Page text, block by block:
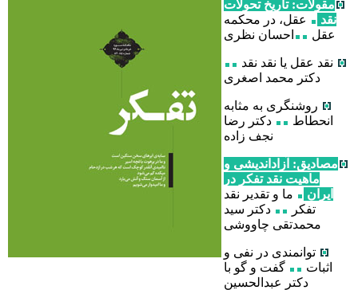
مقولات: تاریخ تحولات
نقد
عقل، در محکمه
عقل
احسان نظری
نقد عقل یا نقد نقد
دکتر محمد اصغری
روشنگری به مثابه
انحطاط
دکتر رضا
نجف زاده
مصادیق: آزاداندیشی و
ماهیت نقد تفکر در
ایران
ما و تقدیر نقد
تفکر
دکتر سید
محمدتقی چاووشی
توانمندی در نفی و
اثبات
گفت و گو با
دکتر عبدالحسین